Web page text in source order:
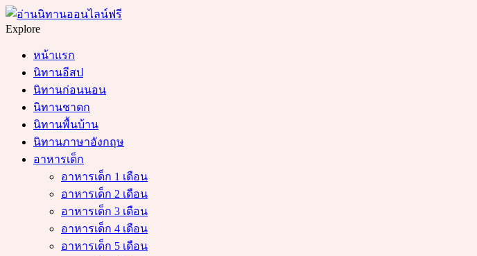
Menu
Search
Explore
หน้าแรก
นิทานอีสป
นิทานก่อนนอน
นิทานชาดก
นิทานพื้นบ้าน
นิทานภาษาอังกฤษ
อาหารเด็ก
อาหารเด็ก 1 เดือน
อาหารเด็ก 2 เดือน
อาหารเด็ก 3 เดือน
อาหารเด็ก 4 เดือน
อาหารเด็ก 5 เดือน